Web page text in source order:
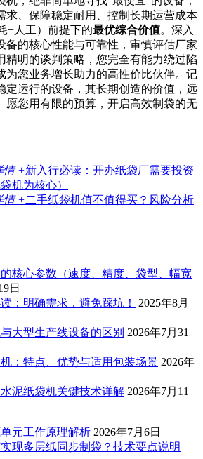
求、保障稳定耐用、控制长期运营成本
+人工）前提下的最优综合价值。深入
备的核心性能与可靠性，审慎评估厂家
精明的谈判策略，您完全有能力绕过陷
为您业务增长助力的高性价比伙伴。记
定运行的设备，其长期创造的价值，远
愿您用有限的预算，开启高效制袋的无
情 +新入行必读：开办纸袋厂需要投资
机为核心）
情 +二手纸袋机值不值得买？风险分析
核心参数（速度、精度、袋型、幅宽
日
：明确需求，避免踩坑！
2025年8月
大型生产线设备的区别 2026年7月31
：特点、优势与适用包装场景 2026年
泥纸袋机关键技术详解 2026年7月11
元工作原理解析 2026年7月6日
现多层纸同步制袋？技术要点说明